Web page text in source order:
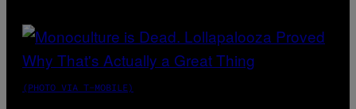
(PHOTO VIA T-MOBILE)